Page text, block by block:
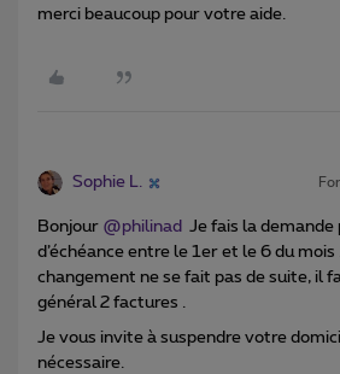
merci beaucoup pour votre aide.
Sophie L.
Bonjour @philinad Je fais la
d’échéance entre le 1er et le 6 du
changement ne se fait pas de suite, il
général 2 factures .
Je vous invite à suspendre votre
nécessaire.